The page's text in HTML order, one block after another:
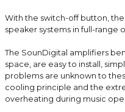
With the switch-off button,
speaker systems in full-range
The SounDigital amplifiers
space, are easy to install,
problems are unknown to
cooling principle and the
overheating during music